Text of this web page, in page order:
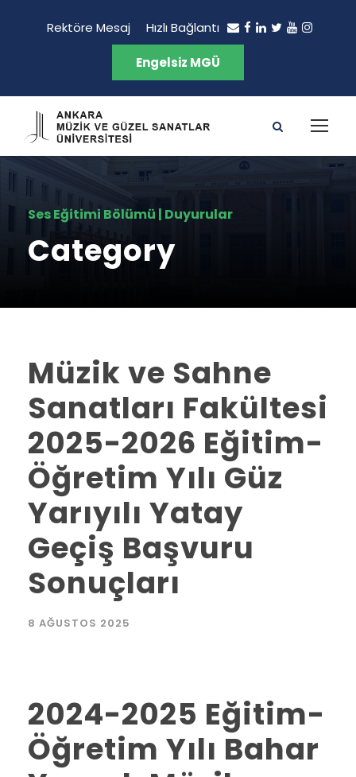
Rektöre Mesaj Hızlı Bağlantı
Engelsiz MGÜ
Ses Eğitimi Bölümü | Duyurular
Category
Müzik ve Sahne
Sanatları Fakültesi
2025-2026 Eğitim-
Öğretim Yılı Güz
Yarıyılı Yatay
Geçiş Başvuru
Sonuçları
8 AĞUSTOS 2025
2024-2025 Eğitim-
Öğretim Yılı Bahar